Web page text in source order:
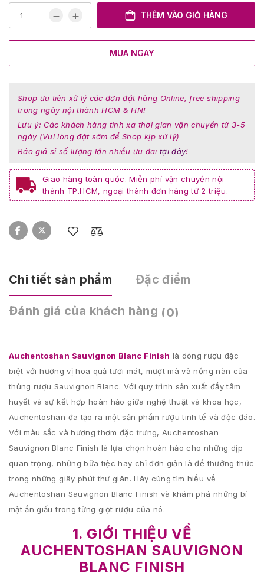
THÊM VÀO GIỎ HÀNG
MUA NGAY
Shop ưu tiên xữ lý các đơn đặt hàng Online, free shipping
trong ngày nội thành HCM & HN!
Lưu ý: Các khách hàng tỉnh xa thời gian vận chuyển từ 3-5
ngày (Vui lòng đặt sớm để Shop kịp xử lý)
Báo giá sỉ số lượng lớn nhiều ưu đãi tại đây!
Giao hàng toàn quốc. Miễn phí vận chuyển nội
thành TP.HCM, ngoại thành đơn hàng từ 2 triệu.
Chi tiết sản phẩm Đặc điểm
Đánh giá của khách hàng (0)
Auchentoshan Sauvignon Blanc Finish là dòng rượu đặc
biệt với hương vị hoa quả tươi mát, mượt mà và nồng nàn của
thùng rượu Sauvignon Blanc. Với quy trình sản xuất đầy tâm
huyết và sự kết hợp hoàn hảo giữa nghệ thuật và khoa học,
Auchentoshan đã tạo ra một sản phẩm rượu tinh tế và độc đáo.
Với màu sắc và hương thơm đặc trưng, Auchentoshan
Sauvignon Blanc Finish là lựa chọn hoàn hảo cho những dịp
quan trọng, những bữa tiệc hay chỉ đơn giản là để thưởng thức
trong những giây phút thư giãn. Hãy cùng tìm hiểu về
Auchentoshan Sauvignon Blanc Finish và khám phá những bí
mật ẩn giấu trong từng giọt rượu của nó.
1. GIỚI THIỆU VỀ
AUCHENTOSHAN SAUVIGNON
BLANC FINISH